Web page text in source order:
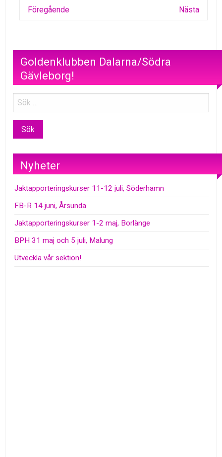
Föregående Nästa
Goldenklubben Dalarna/Södra
Gävleborg!
Nyheter
Jaktapporteringskurser 11-12 juli, Söderhamn
FB-R 14 juni, Årsunda
Jaktapporteringskurser 1-2 maj, Borlänge
BPH 31 maj och 5 juli, Malung
Utveckla vår sektion!